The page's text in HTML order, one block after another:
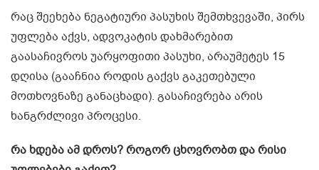
რაც შეეხება ნეგატიური პასუხის შემთხვევაში, პირს
უფლება აქვს, ადვოკატის დახმარებით
გაასაჩივროს უარყოფითი პასუხი, არაუმეტეს 15
დღისა (გააჩნია როდის გაქვს გაკეთებული
მოთხოვნაზე განაცხადი). გასაჩივრება არის
ხანგრძლივი პროცესი.
რა ხდება ამ დროს? როგორ ცხოვრობთ და რისი